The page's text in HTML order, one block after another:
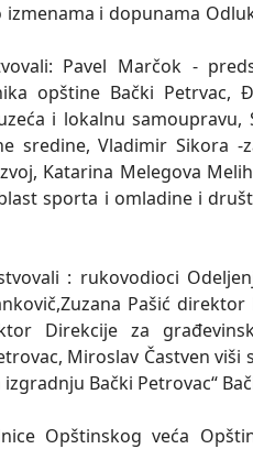
i dopunama
Pavel Marčok -
opštine Bački Petrvac,
i lokalnu samoupravu,
sredine, Vladimir Sikora -
Katarina Melegova
sporta i omladine i
: rukovodioci
Pašić
Direkcije za
Miroslav Častven viši
Bački Petrovac“
Opštinskog veća